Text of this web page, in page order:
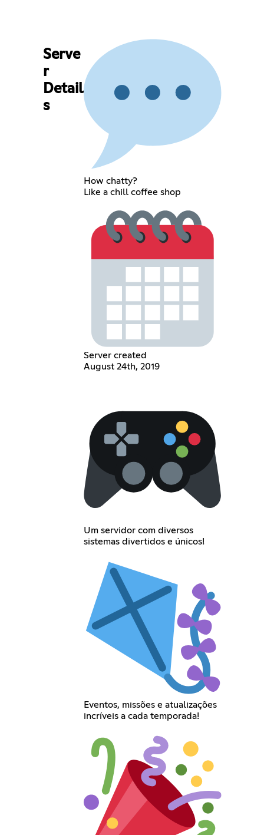
Serve
r
Detail
s
How chatty?
Like a chill coffee shop
Server created
August 24th, 2019
Um servidor com diversos
sistemas divertidos e únicos!
Eventos, missões e atualizações
incríveis a cada temporada!